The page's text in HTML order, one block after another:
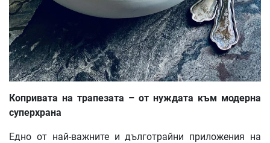
Копривата на трапезата – от нуждата към модерна
суперхрана
Едно от най-важните и дълготрайни приложения на